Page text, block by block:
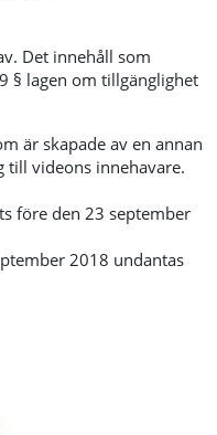
Det innehåll som
§ lagen om tillgänglighet
är skapade av en annan
till videons innehavare.
före den 23 september
2018 undantas